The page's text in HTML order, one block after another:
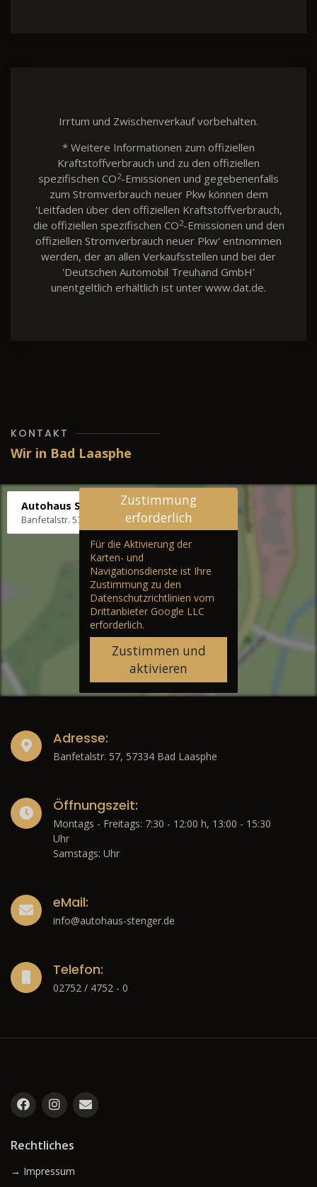
Irrtum und Zwischenverkauf vorbehalten.
* Weitere Informationen zum offiziellen
Kraftstoffverbrauch und zu den offiziellen
spezifischen CO2-Emissionen und gegebenenfalls
zum Stromverbrauch neuer Pkw können dem
'Leitfaden über den offiziellen Kraftstoffverbrauch,
die offiziellen spezifischen CO2-Emissionen und den
offiziellen Stromverbrauch neuer Pkw' entnommen
werden, der an allen Verkaufsstellen und bei der
'Deutschen Automobil Treuhand GmbH'
unentgeltlich erhältlich ist unter www.dat.de.
KONTAKT
Wir in Bad Laasphe
Autohaus Stenger
Banfetalstr. 57, 57334 Bad Laasphe
Zustimmung
erforderlich
Für die Aktivierung der
Karten- und
Navigationsdienste ist Ihre
Zustimmung zu den
Datenschutzrichtlinien vom
Drittanbieter Google LLC
erforderlich.
Zustimmen und
aktivieren
Adresse:
Banfetalstr. 57, 57334 Bad Laasphe
Öffnungszeit:
Montags - Freitags: 7:30 - 12:00 h, 13:00 - 15:30
Uhr
Samstags: Uhr
eMail:
info@autohaus-stenger.de
Telefon:
02752 / 4752 - 0
Rechtliches
→ Impressum